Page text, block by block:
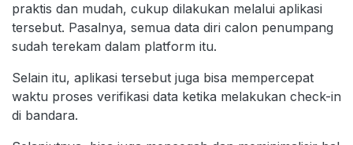
praktis dan mudah, cukup dilakukan melalui aplikasi
tersebut. Pasalnya, semua data diri calon penumpang
sudah terekam dalam platform itu.
Selain itu, aplikasi tersebut juga bisa mempercepat
waktu proses verifikasi data ketika melakukan check-in
di bandara.